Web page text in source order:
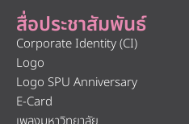
สื่อประชาสัมพันธ์
Corporate Identity (CI)
Logo
Logo SPU Anniversary
E-Card